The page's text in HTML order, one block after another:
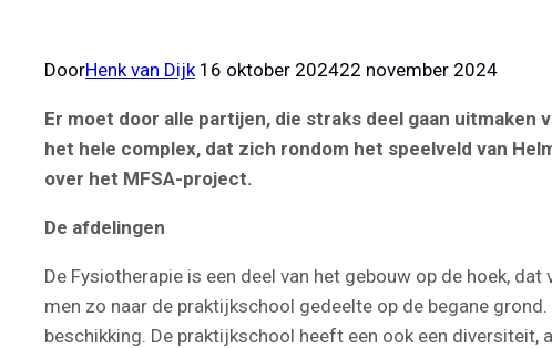
DoorHenk van Dijk 16 oktober 202422 november 2024
Er moet door alle partijen, die straks deel gaan uitmaken
het hele complex, dat zich rondom het speelveld van
over het MFSA-project.
De afdelingen
De Fysiotherapie is een deel van het gebouw op de hoek,
men zo naar de praktijkschool gedeelte op de begane
beschikking. De praktijkschool heeft een ook een